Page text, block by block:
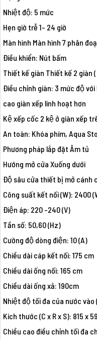
Nhiệt độ: 5 mức
Hẹn giờ trễ 1- 24 giờ
Màn hình Màn hình 7 phân
Điều khiển: Nút bấm
Thiết kế giàn Thiết kế 2 giàn
Điều chỉnh giàn: 3 mức độ
cao giàn xếp linh hoạt hơn
Kệ xếp cốc 2 kệ ở giàn xếp
An toàn: Khóa phím, Aqua
Phương pháp lắp đặt Âm tủ
Hướng mở cửa Xuống dưới
Độ sâu cửa thiết bị mở cánh
Công suất kết nối (W): 2400
Điện áp: 220 -240 (V)
Tần số: 50,60 (Hz)
Cường độ dòng điện: 10 (A)
Chiều dài cáp kết nối: 175 cm
Chiều dài ống nối: 165 cm
Chiều dài ống xả: 190cm
Nhiệt độ tối đa của nước vào
Kích thước (C x R x S): 815 x
Chiều cao điều chỉnh tối đa